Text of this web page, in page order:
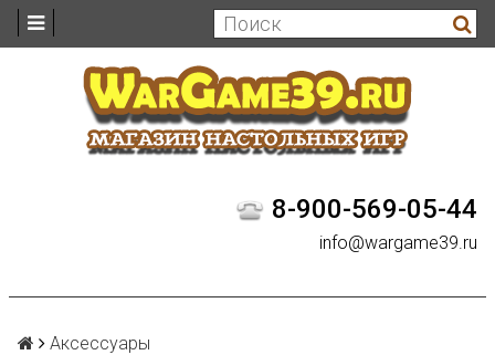
8-900-569-05-44
info@wargame39.ru
Аксессуары